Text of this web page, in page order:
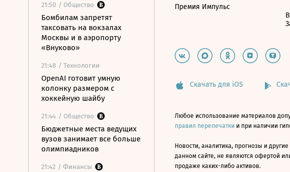
21:50 / Общество
Бомбилам запретят
таксовать на вокзалах
Москвы и в аэропорту
«Внуково»
21:48 / Технологии
OpenAI готовит умную
колонку размером с
хоккейную шайбу
21:44 / Общество
Бюджетные места ведущих
вузов занимает все больше
олимпиадников
21:42 / Финансы
Премия Импульс
Скачать для iOS
Любое использование материалов
правил перепечатки и при наличии
Новости, аналитика, прогнозы и
данном сайте, не являются офертой
продаже каких-либо активов.